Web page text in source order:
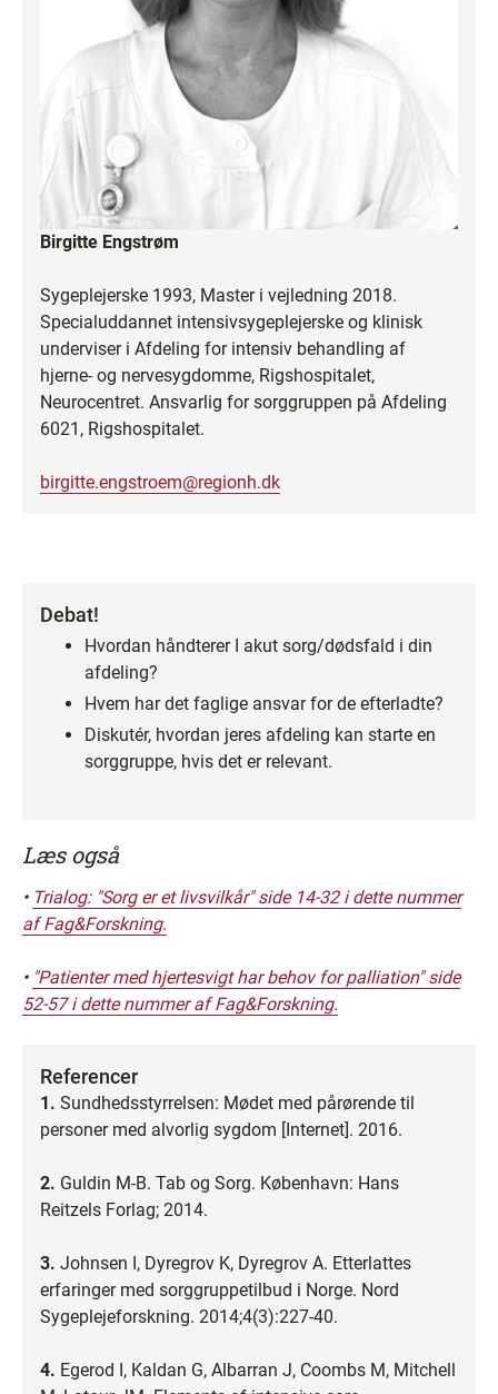
Birgitte Engstrøm
Sygeplejerske 1993, Master i vejledning 2018.
Specialuddannet intensivsygeplejerske og klinisk
underviser i Afdeling for intensiv behandling af
hjerne- og nervesygdomme, Rigshospitalet,
Neurocentret. Ansvarlig for sorggruppen på Afdeling
6021, Rigshospitalet.
birgitte.engstroem@regionh.dk
Debat!
Hvordan håndterer I akut sorg/dødsfald i din
afdeling?
Hvem har det faglige ansvar for de efterladte?
Diskutér, hvordan jeres afdeling kan starte en
sorggruppe, hvis det er relevant.
Læs også
• Trialog: "Sorg er et livsvilkår" side 14-32 i dette nummer
af Fag&Forskning.
• "Patienter med hjertesvigt har behov for palliation" side
52-57 i dette nummer af Fag&Forskning.
Referencer
1. Sundhedsstyrrelsen: Mødet med pårørende til
personer med alvorlig sygdom [Internet]. 2016.
2. Guldin M-B. Tab og Sorg. København: Hans
Reitzels Forlag; 2014.
3. Johnsen I, Dyregrov K, Dyregrov A. Etterlattes
erfaringer med sorggruppetilbud i Norge. Nord
Sygeplejeforskning. 2014;4(3):227-40.
4. Egerod I, Kaldan G, Albarran J, Coombs M, Mitchell